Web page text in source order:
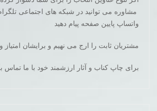
مشاوره می توانید در شبکه های اجتماعی
واتساپ پایین صفحه پیام دهید
مشتریان ثابت را ارج می نهیم و برایشان امتیاز
برای چاپ کناب و آثار ارزشمند خود با ما تماس